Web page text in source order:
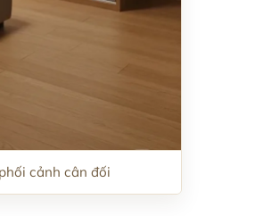
cảnh cân đối